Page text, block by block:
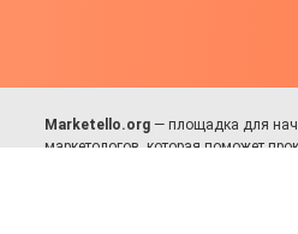
Marketello.org — площадка для
маркетологов, которая поможет